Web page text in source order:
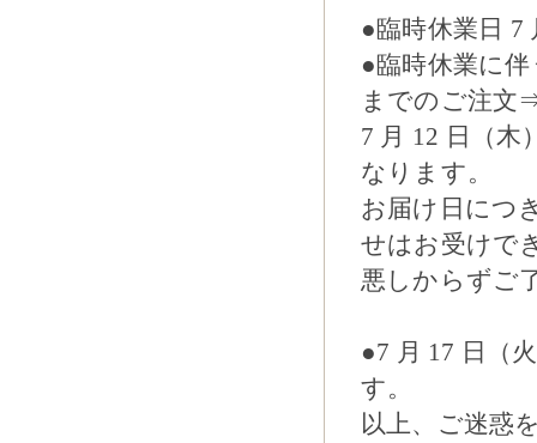
●臨時休業日 7
●臨時休業に
までのご注文
7 月 12 日（木
なります。
お届け日につ
せはお受けで
悪しからずご
●7 月 17 日（
す。
以上、ご迷惑